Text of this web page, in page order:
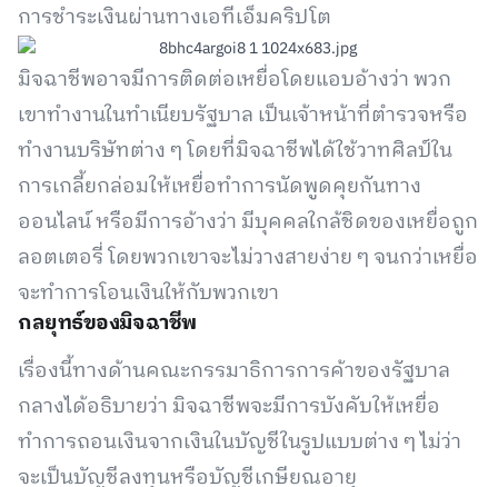
การชำระเงินผ่านทางเอทีเอ็มคริปโต
มิจฉาชีพอาจมีการติดต่อเหยื่อโดยแอบอ้างว่า พวก
เขาทำงานในทำเนียบรัฐบาล เป็นเจ้าหน้าที่ตำรวจหรือ
ทำงานบริษัทต่าง ๆ โดยที่มิจฉาชีพได้ใช้วาทศิลป์ใน
การเกลี้ยกล่อมให้เหยื่อทำการนัดพูดคุยกันทาง
ออนไลน์ หรือมีการอ้างว่า มีบุคคลใกล้ชิดของเหยื่อถูก
ลอตเตอรี่ โดยพวกเขาจะไม่วางสายง่าย ๆ จนกว่าเหยื่อ
จะทำการโอนเงินให้กับพวกเขา
กลยุทธ์ของมิจฉาชีพ
เรื่องนี้ทางด้านคณะกรรมาธิการการค้าของรัฐบาล
กลางได้อธิบายว่า มิจฉาชีพจะมีการบังคับให้เหยื่อ
ทำการถอนเงินจากเงินในบัญชีในรูปแบบต่าง ๆ ไม่ว่า
จะเป็นบัญชีลงทุนหรือบัญชีเกษียณอายุ